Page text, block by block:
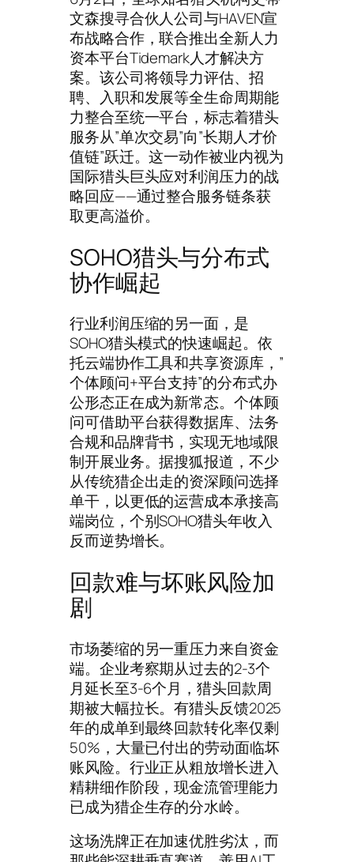
文森搜寻合伙人公司与HAVEN宣
布战略合作，联合推出全新人力
资本平台Tidemark人才解决方
案。该公司将领导力评估、招
聘、入职和发展等全生命周期能
力整合至统一平台，标志着猎头
服务从”单次交易”向”长期人才价
值链”跃迁。这一动作被业内视为
国际猎头巨头应对利润压力的战
略回应——通过整合服务链条获
取更高溢价。
SOHO猎头与分布式
协作崛起
行业利润压缩的另一面，是
SOHO猎头模式的快速崛起。依
托云端协作工具和共享资源库，”
个体顾问+平台支持”的分布式办
公形态正在成为新常态。个体顾
问可借助平台获得数据库、法务
合规和品牌背书，实现无地域限
制开展业务。据搜狐报道，不少
从传统猎企出走的资深顾问选择
单干，以更低的运营成本承接高
端岗位，个别SOHO猎头年收入
反而逆势增长。
回款难与坏账风险加
剧
市场萎缩的另一重压力来自资金
端。企业考察期从过去的2-3个
月延长至3-6个月，猎头回款周
期被大幅拉长。有猎头反馈2025
年的成单到最终回款转化率仅剩
50%，大量已付出的劳动面临坏
账风险。行业正从粗放增长进入
精耕细作阶段，现金流管理能力
已成为猎企生存的分水岭。
这场洗牌正在加速优胜劣汰，而